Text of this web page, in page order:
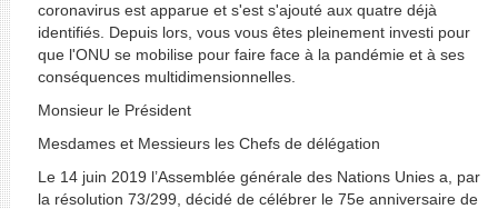
coronavirus est apparue et s'est s'ajouté aux quatre déjà
identifiés. Depuis lors, vous vous êtes pleinement investi pour
que l'ONU se mobilise pour faire face à la pandémie et à ses
conséquences multidimensionnelles.
Monsieur le Président
Mesdames et Messieurs les Chefs de délégation
Le 14 juin 2019 l’Assemblée générale des Nations Unies a, par
la résolution 73/299, décidé de célébrer le 75e anniversaire de